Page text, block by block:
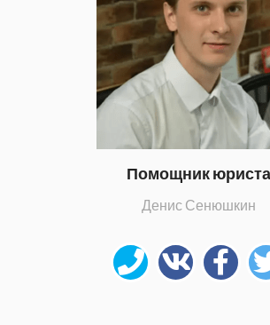
Помощник юриста
Денис Сенюшкин